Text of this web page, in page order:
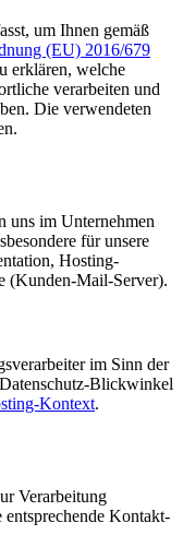
um Ihnen gemäß
(EU) 2016/679
erklären, welche
verarbeiten und
Die verwendeten
uns im Unternehmen
für unsere
Hosting-
(Kunden-Mail-Server).
im Sinn der
Blickwinkel
Kontext.
Verarbeitung
entsprechende Kontakt-